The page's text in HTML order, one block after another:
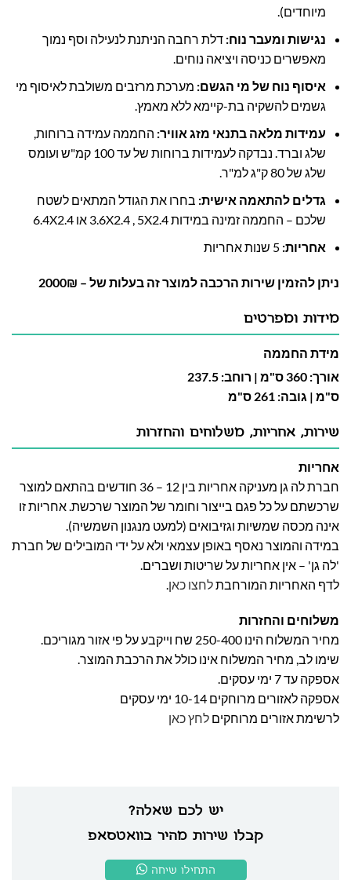
מיוחדים).
נגישות ומעבר נוח: דלת רחבה הניתנת לנעילה וסף נמוך
מאפשרים כניסה ויציאה נוחים.
איסוף נוח של מי הגשם: מערכת מרזבים משולבת לאיסוף מי
גשמים להשקיה בת-קיימא ללא מאמץ.
עמידות מלאה בתנאי מזג אוויר: החממה עמידה ברוחות,
שלג וברד. נבדקה לעמידות ברוחות של עד 100 קמ"ש ועומס
שלג של 80 ק"ג למ"ר.
גדלים להתאמה אישית: בחרו את הגודל המתאים לשטח
שלכם – החממה זמינה במידות 3.6X2.4 , 5X2.4 או 6.4X2.4
אחריות:
ניתן להזמין שירות הרכבה למוצר זה בעלות של – 2000₪
מידות ומפרטים
מידת החממה
אורך: 360 ס"מ | רוחב: 237.5
ס"מ | גובה: 261 ס"מ
יש לכם שאלה?
קבלו שירות מהיר בוואטסאפ
התחילו שיחה
שירות, אחריות, משלוחים והחזרות
אחריות
חברת לה גן מעניקה אחריות בין 12 – 36 חודשים בהתאם למוצר
שרכשתם על כל פגם בייצור וחומר של המוצר שרכשת. אחריות זו
אינה מכסה שמשיות וגזיבואים (למעט מנגנון השמשיה).
במידה והמוצר נאסף באופן עצמאי ולא על ידי המובילים של חברת
'לה גן' – אין אחריות על שריטות ושברים.
לדף האחריות המורחבתלחצו כאן.
משלוחים והחזרות
מחיר המשלוח הינו 250-400 שח וייקבע על פי אזור מגוריכם.
שימו לב, מחיר המשלוח אינו כולל את הרכבת המוצר.
אספקה עד 7 ימי עסקים.
אספקה לאזורים מרוחקים 10-14 ימי עסקים
לרשימת אזורים מרוחקים לחץ כאן